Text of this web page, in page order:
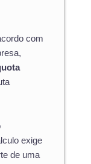
com
exige
de uma